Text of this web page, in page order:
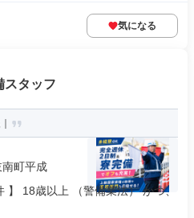
気になる
スタッフ
町平成
18歳以上 （警備業法） かつ、